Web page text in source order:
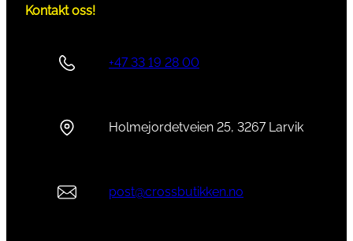
Kontakt oss!
+47 33 19 28 00
Holmejordetveien 25, 3267 Larvik
post@crossbutikken.no